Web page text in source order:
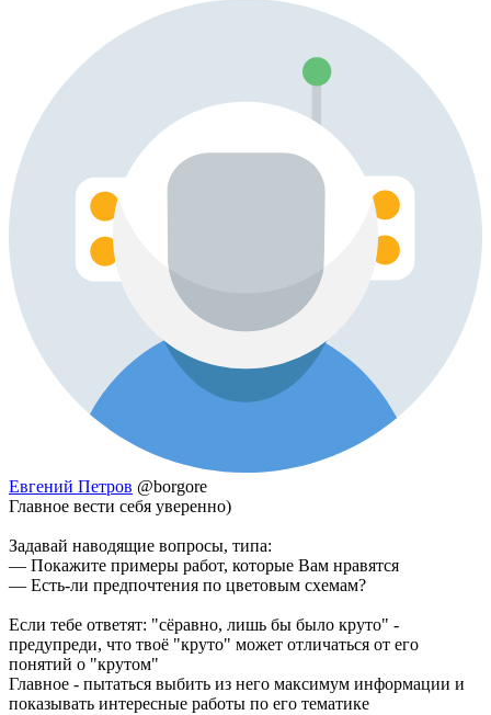
Евгений Петров @borgore
Главное вести себя уверенно)
Задавай наводящие вопросы, типа:
— Покажите примеры работ, которые Вам нравятся
— Есть-ли предпочтения по цветовым схемам?
Если тебе ответят: "сёравно, лишь бы было круто" -
предупреди, что твоё "круто" может отличаться от его
понятий о "крутом"
Главное - пытаться выбить из него максимум информации и
показывать интересные работы по его тематике